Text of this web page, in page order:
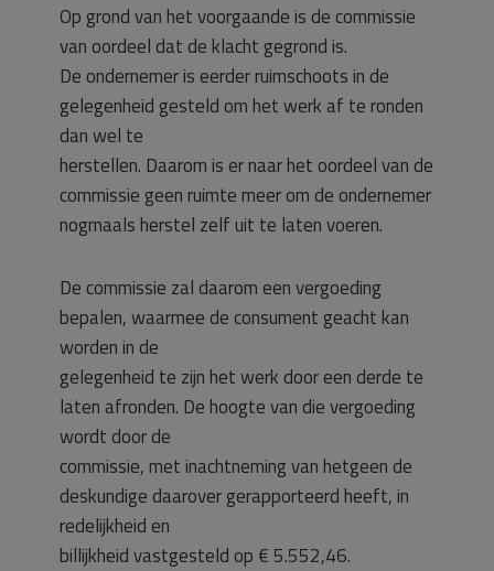
Op grond van het voorgaande is de commissie
van oordeel dat de klacht gegrond is.
De ondernemer is eerder ruimschoots in de
gelegenheid gesteld om het werk af te ronden
dan wel te
herstellen. Daarom is er naar het oordeel van de
commissie geen ruimte meer om de ondernemer
nogmaals herstel zelf uit te laten voeren.
De commissie zal daarom een vergoeding
bepalen, waarmee de consument geacht kan
worden in de
gelegenheid te zijn het werk door een derde te
laten afronden. De hoogte van die vergoeding
wordt door de
commissie, met inachtneming van hetgeen de
deskundige daarover gerapporteerd heeft, in
redelijkheid en
billijkheid vastgesteld op € 5.552,46.